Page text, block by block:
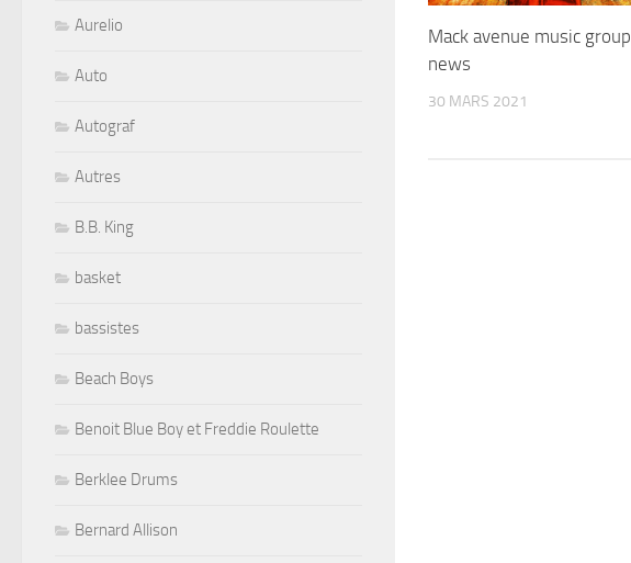
Mack avenue music group
news
30 MARS 2021
Aurelio
Auto
Autograf
Autres
B.B. King
basket
bassistes
Beach Boys
Benoit Blue Boy et Freddie Roulette
Berklee Drums
Bernard Allison